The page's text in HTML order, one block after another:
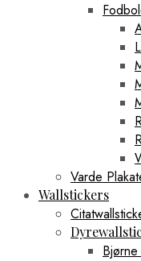
Varde
Wallstickers